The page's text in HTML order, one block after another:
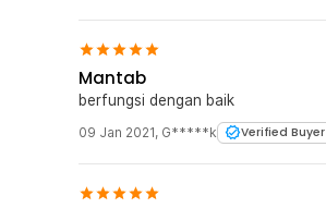
Mantab
berfungsi dengan baik
09 Jan 2021, G*****k Verified Buyer